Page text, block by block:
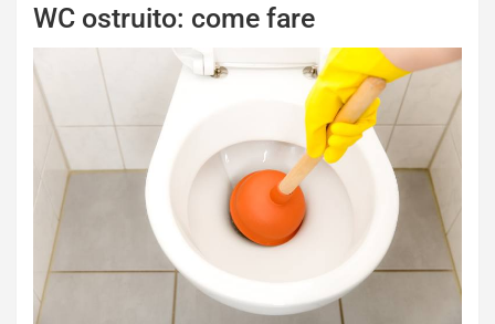
WC ostruito: come fare